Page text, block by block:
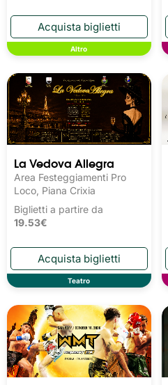
Altro
La Vedova Allegra
Area Festeggiamenti Pro
Loco, Piana Crixia
Biglietti a partire da
19.53€
Teatro